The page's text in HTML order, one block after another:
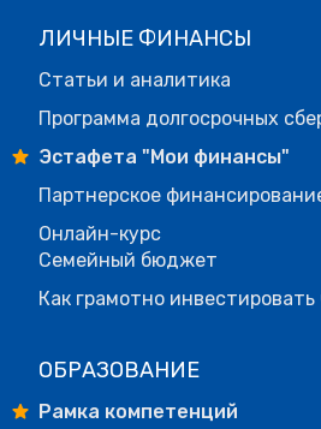
ЛИЧНЫЕ ФИНАНСЫ
Статьи и аналитика
Программа долгосрочных
Эстафета "Мои финансы"
Партнерское
Онлайн-курс
Семейный бюджет
Как грамотно
ОБРАЗОВАНИЕ
Рамка компетенций